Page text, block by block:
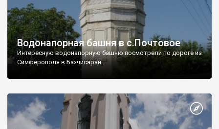
Водонапорная башня в с.Почтовое
Интересную водонапорную башню посмотрели по дороге из
Симферополя в Бахчисарай.